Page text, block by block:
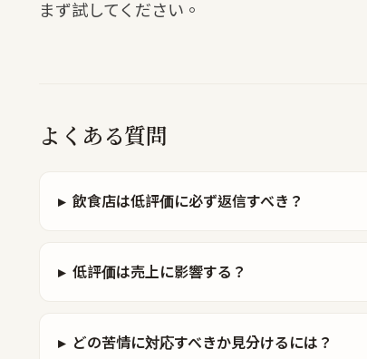
まず試してください。
よくある質問
▸ 飲食店は低評価に必ず返信すべき？
▸ 低評価は売上に影響する？
▸ どの苦情に対応すべきか見分けるには？